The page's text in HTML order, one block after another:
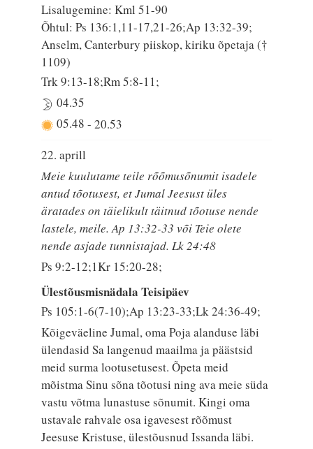
Lisalugemine: Kml 51-90
Õhtul: Ps 136:1,11-17,21-26;Ap 13:32-39;
Anselm, Canterbury piiskop, kiriku õpetaja (†
1109)
Trk 9:13-18;Rm 5:8-11;
04.35
05.48-20.53
22. aprill
Meie kuulutame teile rõõmusõnumit isadele
antud tõotusest, et Jumal Jeesust üles
äratades on täielikult täitnud tõotuse nende
lastele, meile. Ap 13:32-33 või Teie olete
nende asjade tunnistajad. Lk 24:48
Ps 9:2-12;1Kr 15:20-28;
Ülestõusmisnädala Teisipäev
Ps 105:1-6(7-10);Ap 13:23-33;Lk 24:36-49;
Kõigeväeline Jumal, oma Poja alanduse läbi
ülendasid Sa langenud maailma ja päästsid
meid surma lootusetusest. Õpeta meid
mõistma Sinu sõna tõotusi ning ava meie süda
vastu võtma lunastuse sõnumit. Kingi oma
ustavale rahvale osa igavesest rõõmust
Jeesuse Kristuse, ülestõusnud Issanda läbi.